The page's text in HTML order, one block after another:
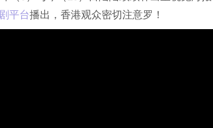
平台播出，香港观众密切注意罗！